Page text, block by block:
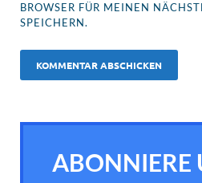
BROWSER FÜR MEINEN
SPEICHERN.
ABONNIERE